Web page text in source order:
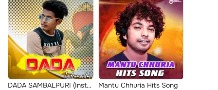
DADA SAMBALPURI (Instrumental Version) Mantu Chhuria Hits Song